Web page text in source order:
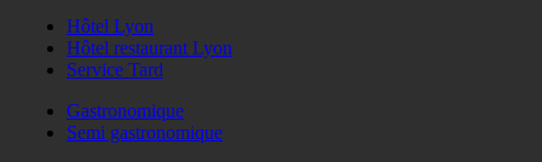
Hôtel Lyon
Hôtel restaurant Lyon
Service Tard
Gastronomique
Semi gastronomique